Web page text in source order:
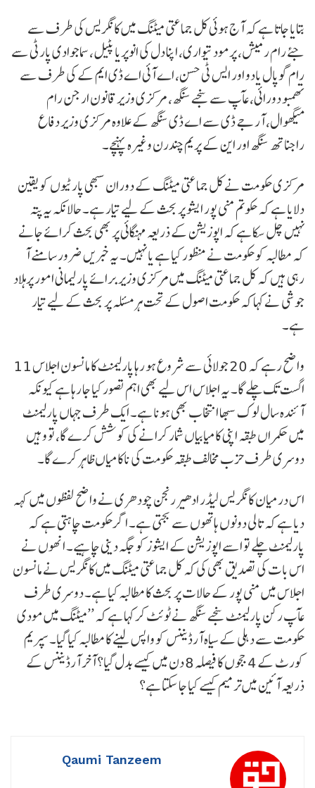
بتایا جاتا ہے کہ آج ہوئی کل جماعتی میٹنگ میں کانگریس کی طرف سے
جئے رام رمیش، پرمود تیواری، اپنا دل کی انوپریا پٹیل، سماجوادی پارٹی سے
رام گوپال یادو اور ایس ٹی حسن، اے آئی اے ڈی ایم کے کی طرف سے
تھمبو دورائی، عآپ سے سنجے سنگھ، مرکزی وزیر قانون ارجن رام
میگھوال، آر جے ڈی سے اے ڈی سنگھ کے علاوہ مرکزی وزیر دفاع
راجناتھ سنگھ اور این کے پریم چندرن وغیرہ پہنچے۔
مرکزی حکومت نے کل جماعتی میٹنگ کے دوران سبھی پارٹیوں کو یقین
دلایا ہے کہ حکوتم منی پور ایشو پر بحث کے لیے تیار ہے۔ حالانکہ یہ پتہ
نہیں چل سکا ہے کہ اپوزیشن کے ذریعہ مہنگائی پر بھی بحث کرائے جانے
کہ مطالبہ کو حکومت نے منظور کیا ہے یا نہیں۔ یہ خبریں ضرور سامنے آ
رہی ہیں کہ کل جماعتی میٹنگ میں مرکزی وزیر برائے پارلیمانی امور پرہلاد
جوشی نے کہا کہ حکومت اصول کے تحت ہر مسئلہ پر بحث کے لیے تیار
ہے۔
واضح رہے کہ 20 جولائی سے شروع ہو رہا پارلیمنٹ کا مانسون اجلاس 11
اگست تک چلے گا۔ یہ اجلاس اس لیے بھی اہم تصور کیا جا رہا ہے کیونکہ
آئندہ سال لوک سبھا انتخاب بھی ہونا ہے۔ ایک طرف جہاں پارلیمنٹ
میں حکمراں طبقہ اپنی کامیابیاں شمار کرانے کی کوشش کرے گا، تو وہیں
دوسری طرف حزب مخالف طبقہ حکومت کی ناکامیاں ظاہر کرے گا۔
اس درمیان کانگریس لیڈر ادھیر رنجن چودھری نے واضح لفظوں میں کہہ
دیا ہے کہ تالی دونوں ہاتھوں سے بجتی ہے۔ اگر حکومت چاہتی ہے کہ
پارلیمنٹ چلے تو اسے اپوزیشن کے ایشوز کو جگہ دینی چاہیے۔ انھوں نے
اس بات کی تصدیق بھی کی کہ کل جماعتی میٹنگ میں کانگریس نے مانسون
اجلاس میں منی پور کے حالات پر بحث کا مطالبہ کیا ہے۔ دوسری طرف
عآپ رکن پارلیمنٹ سنجے سنگھ نے ٹوئٹ کر کہا ہے کہ ’’میٹنگ میں مودی
حکومت سے دہلی کے سیاہ آرڈیننس کو واپس لینے کا مطالبہ کیا گیا۔ سپریم
کورٹ کے 4 ججوں کا فیصلہ 8 دن میں کیسے بدل گیا؟ آخر آرڈیننس کے
ذریعہ آئین میں ترمیم کیسے کیا جا سکتا ہے؟
Qaumi Tanzeem